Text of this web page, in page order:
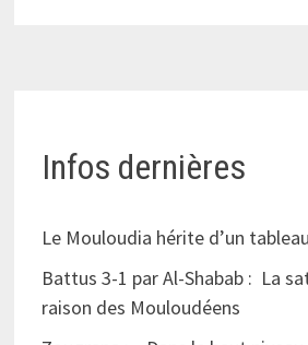
Infos dernières
Le Mouloudia hérite d’un
Battus 3-1 par Al-Shabab : La
raison des Mouloudéens